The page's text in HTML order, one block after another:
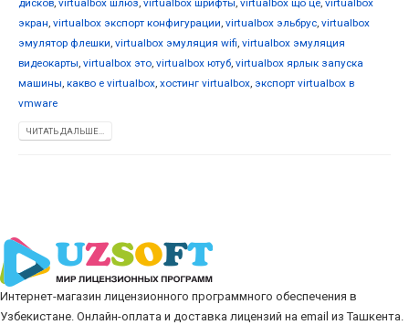
дисков, virtualbox шлюз, virtualbox шрифты, virtualbox що це, virtualbox
экран, virtualbox экспорт конфигурации, virtualbox эльбрус, virtualbox
эмулятор флешки, virtualbox эмуляция wifi, virtualbox эмуляция
видеокарты, virtualbox это, virtualbox ютуб, virtualbox ярлык запуска
машины, какво е virtualbox, хостинг virtualbox, экспорт virtualbox в
vmware
ЧИТАТЬ ДАЛЬШЕ...
Интернет-магазин лицензионного программного обеспечения в
Узбекистане. Онлайн-оплата и доставка лицензий на email из Ташкента.